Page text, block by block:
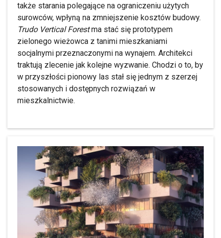
także starania polegające na ograniczeniu użytych
surowców, wpłyną na zmniejszenie kosztów budowy.
Trudo Vertical Forestma stać się prototypem
zielonego wieżowca z tanimi mieszkaniami
socjalnymi przeznaczonymi na wynajem. Architekci
traktują zlecenie jak kolejne wyzwanie. Chodzi o to, by
w przyszłości pionowy las stał się jednym z szerzej
stosowanych i dostępnych rozwiązań w
mieszkalnictwie.